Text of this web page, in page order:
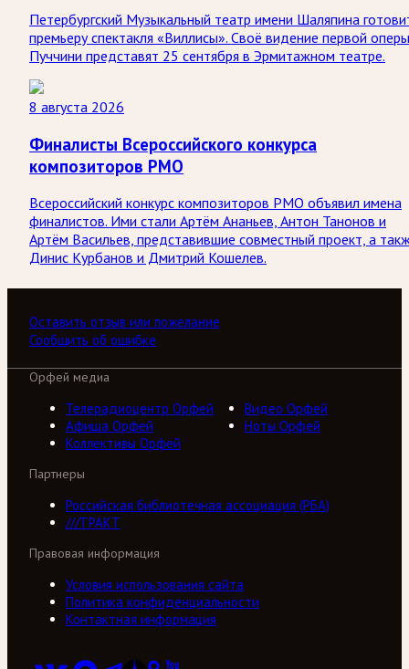
Петербургский Музыкальный театр имени Шаляпина
премьеру спектакля «Виллисы». Своё видение первой оперы
Пуччини представят 25 сентября в Эрмитажном театре.
8 августа 2026
Финалисты Всероссийского конкурса
композиторов РМО
Всероссийский конкурс композиторов РМО объявил имена
финалистов. Ими стали Артём Ананьев, Антон Танонов и
Артём Васильев, представившие совместный проект, а
Динис Курбанов и Дмитрий Кошелев.
Оставить отзыв или пожелание
Сообщить об ошибке
Орфей медиа
Телерадиоцентр Орфей
Видео Орфей
Афиша Орфей
Ноты Орфей
Коллективы Орфей
Партнеры
Российская библиотечная ассоциация (РБА)
///ТРАКТ
Правовая информация
Условия использования сайта
Политика конфиденциальности
Контактная информация